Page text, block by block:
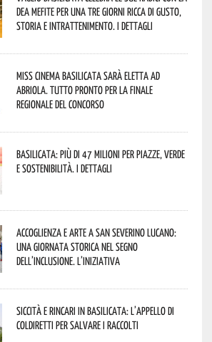
Dea Mefite per una tre giorni ricca di gusto,
storia e intrattenimento. I dettagli
Miss Cinema Basilicata sarà eletta ad
Abriola. Tutto pronto per la finale
regionale del concorso
Basilicata: più di 47 milioni per piazze, verde
e sostenibilità. I dettagli
Accoglienza e arte a San Severino Lucano:
una giornata storica nel segno
dell’inclusione. L’iniziativa
Siccità e rincari in Basilicata: l’appello di
Coldiretti per salvare i raccolti